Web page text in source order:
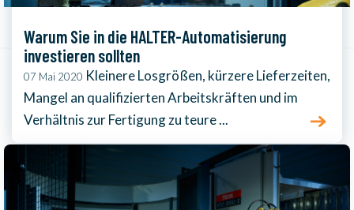
Warum Sie in die HALTER-Automatisierung
investieren sollten
07 Mai 2020 Kleinere Losgrößen, kürzere Lieferzeiten,
Mangel an qualifizierten Arbeitskräften und im
Verhältnis zur Fertigung zu teure ...